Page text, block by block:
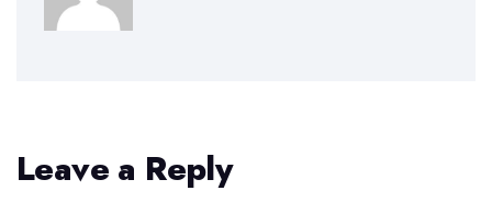
Leave a Reply